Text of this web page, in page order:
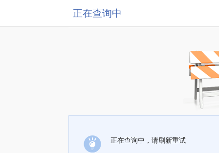
正在查询中
正在查询中，请刷新重试